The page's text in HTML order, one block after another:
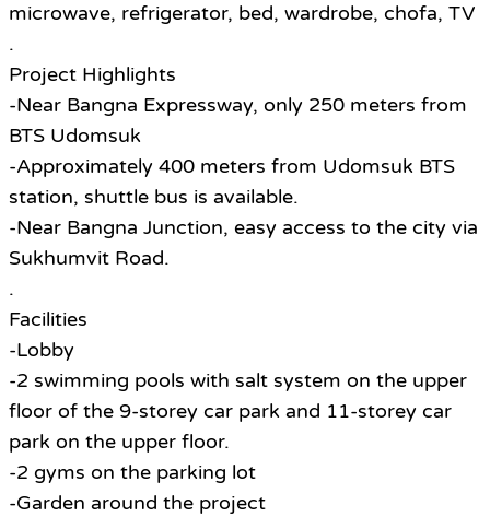
microwave, refrigerator, bed, wardrobe, chofa, TV
.
Project Highlights
-Near Bangna Expressway, only 250 meters from
BTS Udomsuk
-Approximately 400 meters from Udomsuk BTS
station, shuttle bus is available.
-Near Bangna Junction, easy access to the city via
Sukhumvit Road.
.
Facilities
-Lobby
-2 swimming pools with salt system on the upper
floor of the 9-storey car park and 11-storey car
park on the upper floor.
-2 gyms on the parking lot
-Garden around the project